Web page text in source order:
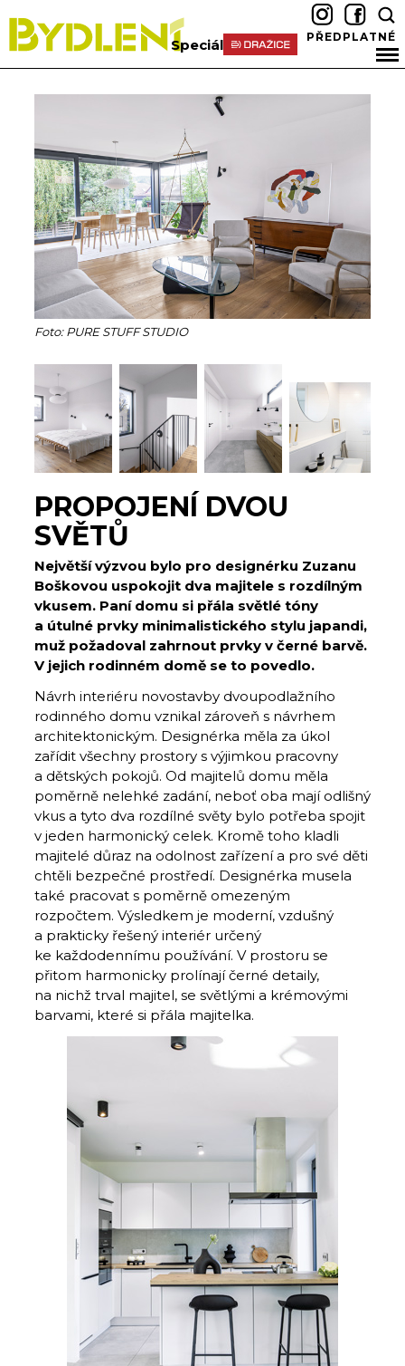
Speciál PŘEDPLATNÉ
Foto: PURE STUFF STUDIO
PROPOJENÍ DVOU
SVĚTŮ
Největší výzvou bylo pro designérku Zuzanu
Boškovou uspokojit dva majitele s rozdílným
vkusem. Paní domu si přála světlé tóny
a útulné prvky minimalistického stylu japandi,
muž požadoval zahrnout prvky v černé barvě.
V jejich rodinném domě se to povedlo.
Návrh interiéru novostavby dvoupodlažního
rodinného domu vznikal zároveň s návrhem
architektonickým. Designérka měla za úkol
zařídit všechny prostory s výjimkou pracovny
a dětských pokojů. Od majitelů domu měla
poměrně nelehké zadání, neboť oba mají odlišný
vkus a tyto dva rozdílné světy bylo potřeba spojit
v jeden harmonický celek. Kromě toho kladli
majitelé důraz na odolnost zařízení a pro své děti
chtěli bezpečné prostředí. Designérka musela
také pracovat s poměrně omezeným
rozpočtem. Výsledkem je mo­derní, vzdušný
a prakticky řešený interiér určený
ke každodennímu po­užívání. V prostoru se
přitom harmonicky prolínají černé detaily,
na nichž trval majitel, se světlými a krémovými
barvami, které si přála majitelka.